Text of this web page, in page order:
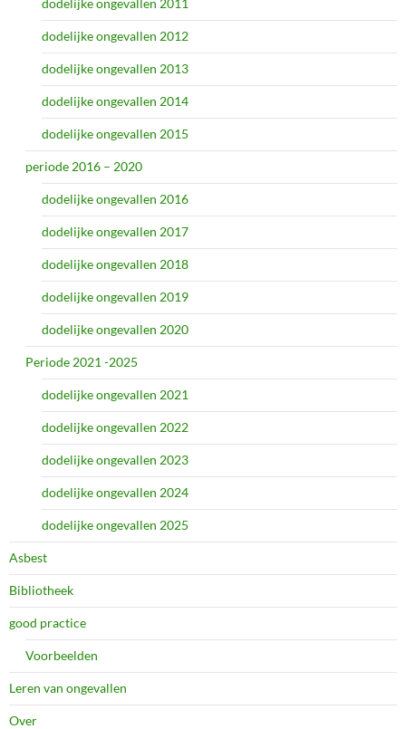
dodelijke ongevallen 2012
dodelijke ongevallen 2013
dodelijke ongevallen 2014
dodelijke ongevallen 2015
periode 2016 – 2020
dodelijke ongevallen 2016
dodelijke ongevallen 2017
dodelijke ongevallen 2018
dodelijke ongevallen 2019
dodelijke ongevallen 2020
Periode 2021 -2025
dodelijke ongevallen 2021
dodelijke ongevallen 2022
dodelijke ongevallen 2023
dodelijke ongevallen 2024
dodelijke ongevallen 2025
Asbest
Bibliotheek
good practice
Voorbeelden
Leren van ongevallen
Over